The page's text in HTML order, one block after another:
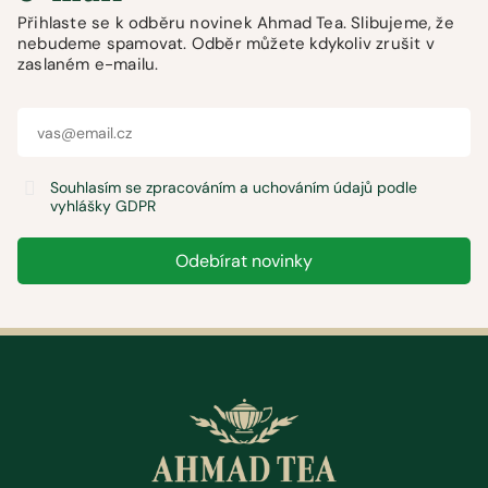
Přihlaste se k odběru novinek Ahmad Tea. Slibujeme, že
nebudeme spamovat. Odběr můžete kdykoliv zrušit v
zaslaném e-mailu.
Souhlasím se zpracováním a uchováním údajů podle
vyhlášky GDPR
Odebírat novinky